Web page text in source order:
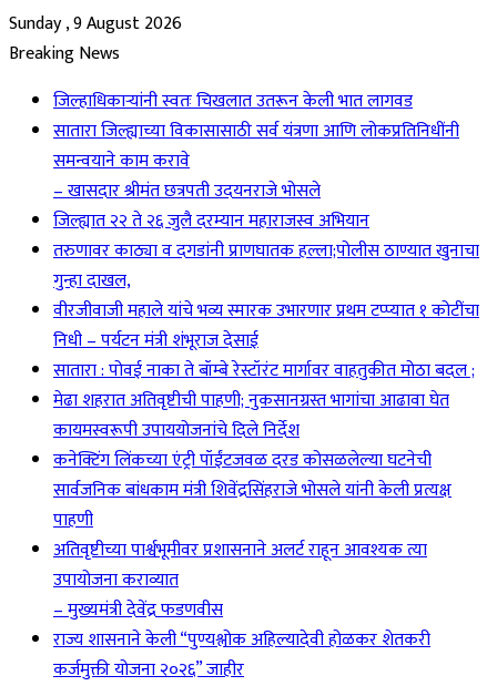
Sunday , 9 August 2026
Breaking News
जिल्हाधिकाऱ्यांनी स्वतः चिखलात उतरून केली भात लागवड
सातारा जिल्ह्याच्या विकासासाठी सर्व यंत्रणा आणि लोकप्रतिनिधींनी
समन्वयाने काम करावे
– खासदार श्रीमंत छत्रपती उदयनराजे भोसले
जिल्ह्यात २२ ते २६ जुलै दरम्यान महाराजस्व अभियान
तरुणावर काठ्या व दगडांनी प्राणघातक हल्ला;पोलीस ठाण्यात खुनाचा
गुन्हा दाखल,
वीरजीवाजी महाले यांचे भव्य स्मारक उभारणार प्रथम टप्प्यात १ कोटींचा
निधी – पर्यटन मंत्री शंभूराज देसाई
सातारा : पोवई नाका ते बॉम्बे रेस्टॉरंट मार्गावर वाहतुकीत मोठा बदल ;
मेढा शहरात अतिवृष्टीची पाहणी; नुकसानग्रस्त भागांचा आढावा घेत
कायमस्वरूपी उपाययोजनांचे दिले निर्देश
कनेक्टिंग लिंकच्या एंट्री पॉईंटजवळ दरड कोसळलेल्या घटनेची
सार्वजनिक बांधकाम मंत्री शिवेंद्रसिंहराजे भोसले यांनी केली प्रत्यक्ष
पाहणी
अतिवृष्टीच्या पार्श्वभूमीवर प्रशासनाने अलर्ट राहून आवश्यक त्या
उपायोजना कराव्यात
– मुख्यमंत्री देवेंद्र फडणवीस
राज्य शासनाने केली “पुण्यश्लोक अहिल्यादेवी होळकर शेतकरी
कर्जमुक्ती योजना २०२६” जाहीर